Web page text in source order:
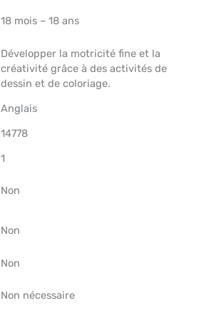
‎18 mois – 18 ans
‎Développer la motricité fine et la
créativité grâce à des activités de
dessin et de coloriage.
‎Anglais
‎14778
‎1
‎Non
‎Non
‎Non
‎Non nécessaire